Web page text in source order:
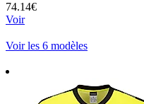
74.14€
Voir
Voir les 6 modèles